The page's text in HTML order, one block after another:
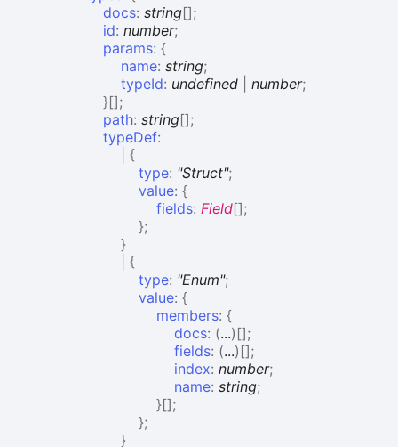
docs: string[];
id: number;
params: {
name: string;
typeId: undefined number;
}[];
path: string[];
typeDef:
{
type: "Struct";
value: {
fields: Field[];
};
}
{
type: "Enum";
value: {
members: {
docs: (...) [];
fields: (...) [];
index: number;
name: string;
}[];
};
}